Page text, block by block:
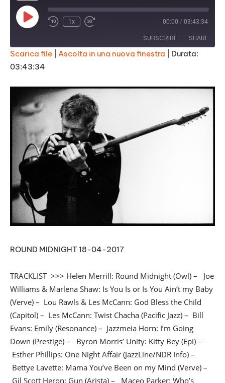
Play
Episode
1x 00:00 / 03:43:34
SUBSCRIBE SHARE
SHARE
LINK
EMBED
Scarica file Ascolta in una nuova finestra
Durata:
03:43:34
ROUND MIDNIGHT 18-04-2017
TRACKLIST >>> Helen Merrill: Round Midnight (Owl) – Joe
Williams & Marlena Shaw: Is You Is or Is You Ain’t my Baby
(Verve) – Lou Rawls & Les McCann: God Bless the Child
(Capitol) – Les McCann: Twist Chacha (Pacific Jazz) – Bill
Evans: Emily (Resonance) – Jazzmeia Horn: I’m Going
Down (Prestige) – Byron Morris’ Unity: Kitty Bey (Epi) –
Esther Phillips: One Night Affair (JazzLine/NDR Info) –
Bettye Lavette: Mama You’ve Been on my Mind (Verve) –
Gil Scott Heron: Gun (Arista) – Maceo Parker: Who’s